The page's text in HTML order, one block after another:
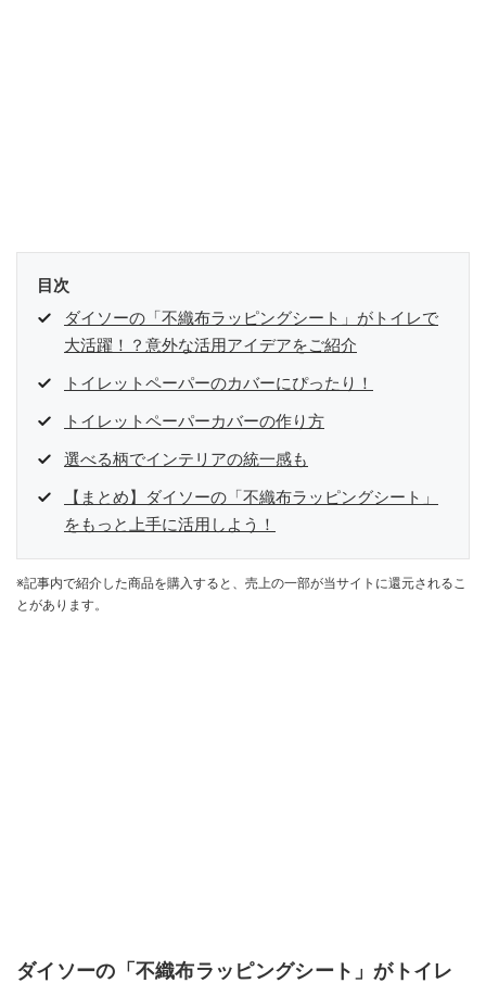
目次
ダイソーの「不織布ラッピングシート」がトイレで
大活躍！？意外な活用アイデアをご紹介
トイレットペーパーのカバーにぴったり！
トイレットペーパーカバーの作り方
選べる柄でインテリアの統一感も
【まとめ】ダイソーの「不織布ラッピングシート」
をもっと上手に活用しよう！
※記事内で紹介した商品を購入すると、売上の一部が当サイトに還元されるこ
とがあります。
ダイソーの「不織布ラッピングシート」がトイレ